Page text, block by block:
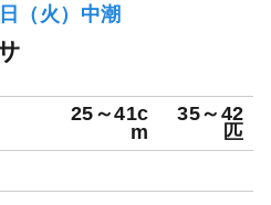
（火）中潮
25～41c
m
35～42
匹